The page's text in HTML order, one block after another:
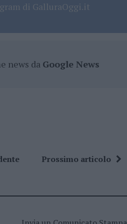
di GalluraOggi.it
news da Google News
Prossimo articolo